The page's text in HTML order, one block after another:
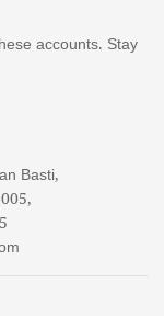
accounts. Stay
Basti,